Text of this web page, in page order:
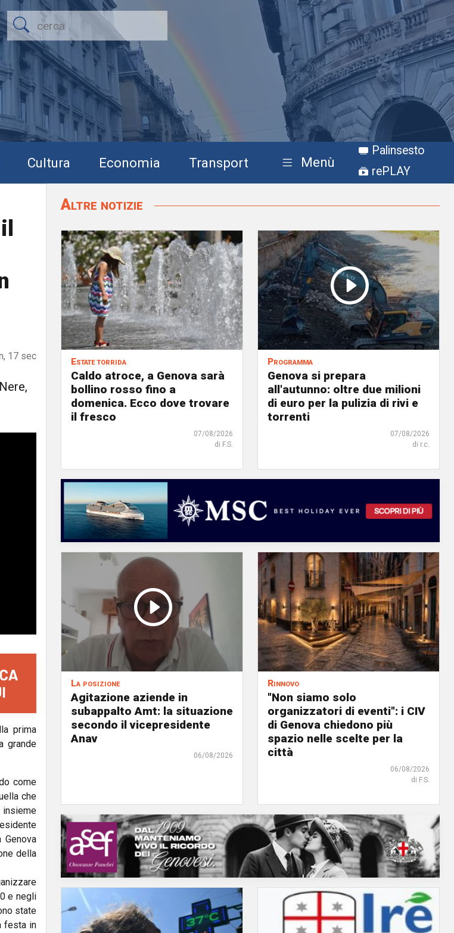
Cultura Economia Transport Menù
Palinsesto
rePLAY
17 sec
prima
grande
come
che
insieme
della
e negli
state
festa in
Altre notizie
Estate torrida
Caldo atroce, a Genova sarà
bollino rosso fino a
domenica. Ecco dove trovare
il fresco
07/08/2026
di F.S.
Programma
Genova si prepara
all'autunno: oltre due milioni
di euro per la pulizia di rivi e
torrenti
07/08/2026
di r.c.
La posizione
Agitazione aziende in
subappalto Amt: la situazione
secondo il vicepresidente
Anav
06/08/2026
Rinnovo
"Non siamo solo
organizzatori di eventi": i CIV
di Genova chiedono più
spazio nelle scelte per la
città
06/08/2026
di F.S.